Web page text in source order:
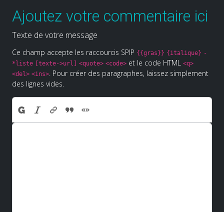
Ajoutez votre commentaire ici
Texte de votre message
Ce champ accepte les raccourcis SPIP {{gras}} {italique} -
*liste [texte->url] <quote> <code> et le code HTML <q>
<del> <ins>. Pour créer des paragraphes, laissez simplement
des lignes vides.